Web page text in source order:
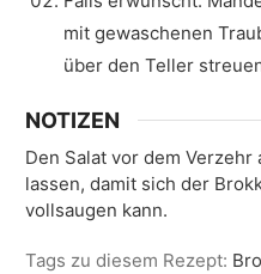
mit gewaschenen
über den Teller
NOTIZEN
Den Salat vor dem
lassen, damit sich der
vollsaugen kann.
Tags zu diesem Rezept: